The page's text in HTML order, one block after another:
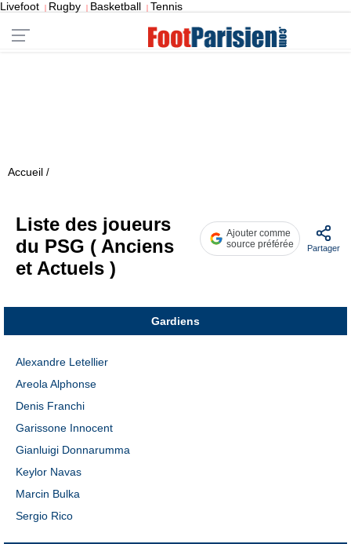
Livefoot | Rugby | Basketball | Tennis
Accueil /
Liste des joueurs
du PSG ( Anciens
et Actuels )
Ajouter comme
source préférée
Partager
Gardiens
Alexandre Letellier
Areola Alphonse
Denis Franchi
Garissone Innocent
Gianluigi Donnarumma
Keylor Navas
Marcin Bulka
Sergio Rico